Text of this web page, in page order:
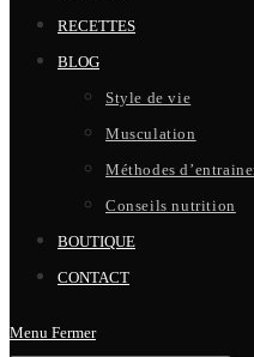
RECETTES
BLOG
Style de vie
Musculation
Méthodes
Conseils nutrition
BOUTIQUE
CONTACT
Menu Fermer